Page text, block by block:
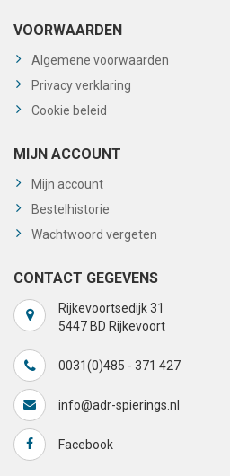
VOORWAARDEN
Algemene voorwaarden
Privacy verklaring
Cookie beleid
MIJN ACCOUNT
Mijn account
Bestelhistorie
Wachtwoord vergeten
CONTACT GEGEVENS
Rijkevoortsedijk 31
5447 BD Rijkevoort
0031(0)485 - 371 427
info@adr-spierings.nl
Facebook